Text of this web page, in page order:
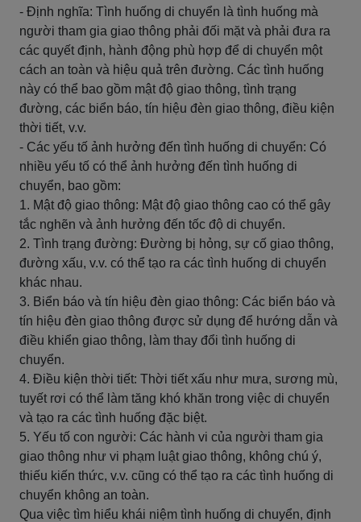
- Định nghĩa: Tình huống di chuyển là tình huống mà
người tham gia giao thông phải đối mặt và phải đưa ra
các quyết định, hành động phù hợp để di chuyển một
cách an toàn và hiệu quả trên đường. Các tình huống
này có thể bao gồm mật độ giao thông, tình trạng
đường, các biển báo, tín hiệu đèn giao thông, điều kiện
thời tiết, v.v.
- Các yếu tố ảnh hưởng đến tình huống di chuyển: Có
nhiều yếu tố có thể ảnh hưởng đến tình huống di
chuyển, bao gồm:
1. Mật độ giao thông: Mật độ giao thông cao có thể gây
tắc nghẽn và ảnh hưởng đến tốc độ di chuyển.
2. Tình trạng đường: Đường bị hỏng, sự cố giao thông,
đường xấu, v.v. có thể tạo ra các tình huống di chuyển
khác nhau.
3. Biển báo và tín hiệu đèn giao thông: Các biển báo và
tín hiệu đèn giao thông được sử dụng để hướng dẫn và
điều khiển giao thông, làm thay đổi tình huống di
chuyển.
4. Điều kiện thời tiết: Thời tiết xấu như mưa, sương mù,
tuyết rơi có thể làm tăng khó khăn trong việc di chuyển
và tạo ra các tình huống đặc biệt.
5. Yếu tố con người: Các hành vi của người tham gia
giao thông như vi phạm luật giao thông, không chú ý,
thiếu kiến thức, v.v. cũng có thể tạo ra các tình huống di
chuyển không an toàn.
Qua việc tìm hiểu khái niệm tình huống di chuyển, định